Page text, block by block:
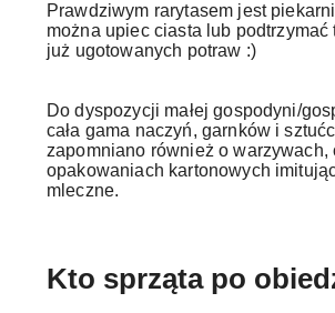
Prawdziwym rarytasem jest
można upiec ciasta lub podtrzymać
już ugotowanych potraw :)
Do dyspozycji małej gospodyni/
cała gama naczyń, garnków i
zapomniano również o warzywach,
opakowaniach kartonowych
mleczne.
Kto sprząta po